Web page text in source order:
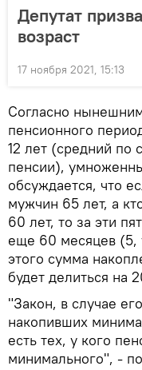
Депутат
возраст
17 ноября 2021, 15:13
Согласно
пенсионного
12 лет (средний по
пенсии),
обсуждается, что
мужчин 65 лет, а
60 лет, то за эти
еще 60 месяцев (5,
этого сумма
будет делиться на
"Закон, в случае
накопивших
есть тех, у кого
минимального", -